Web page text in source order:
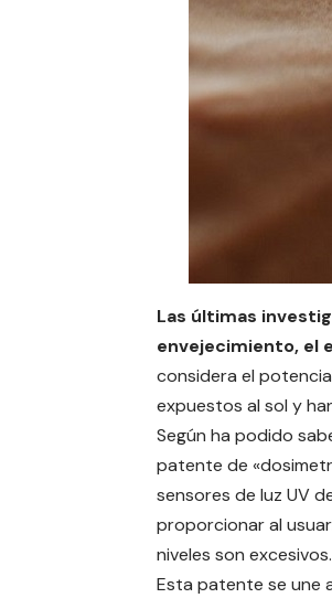
Las últimas
envejecimiento, el
considera el
expuestos al sol y
Según ha podido
patente de
sensores de luz UV
proporcionar al
niveles son excesivos.
Esta patente se une